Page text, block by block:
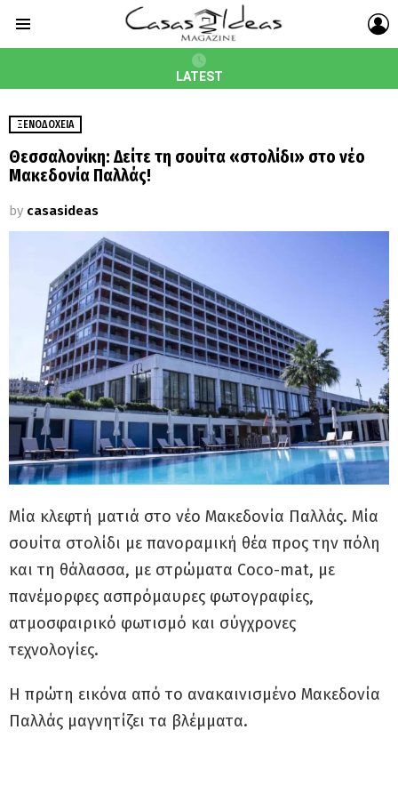
LATEST
ΞΕΝΟΔΟΧΕΊΑ
Θεσσαλονίκη: Δείτε τη σουίτα «στολίδι» στο νέο
Μακεδονία Παλλάς!
by casasideas
Μία κλεφτή ματιά στο νέο Μακεδονία Παλλάς. Μία
σουίτα στολίδι με πανοραμική θέα προς την πόλη
και τη θάλασσα, με στρώματα Coco-mat, με
πανέμορφες ασπρόμαυρες φωτογραφίες,
ατμοσφαιρικό φωτισμό και σύγχρονες
τεχνολογίες.
Η πρώτη εικόνα από το ανακαινισμένο Μακεδονία
Παλλάς μαγνητίζει τα βλέμματα.